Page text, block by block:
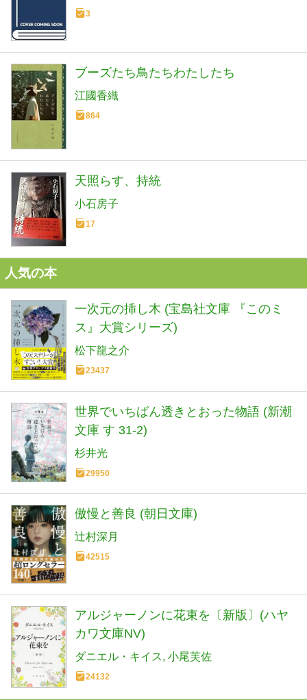
3
ブーズたち鳥たちわたしたち
江國香織
864
天照らす、持統
小石房子
17
人気の本
一次元の挿し木 (宝島社文庫 『このミ
ス』大賞シリーズ)
松下龍之介
23437
世界でいちばん透きとおった物語 (新潮
文庫 す 31-2)
杉井光
29950
傲慢と善良 (朝日文庫)
辻村深月
42515
アルジャーノンに花束を〔新版〕(ハヤ
カワ文庫NV)
ダニエル・キイス 小尾芙佐
24132